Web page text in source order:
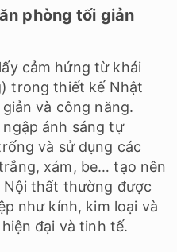
phòng tối giản
cảm hứng từ khái
trong thiết kế Nhật
và công năng.
ánh sáng tự
và sử dụng các
xám, be… tạo nên
Nội thất thường được
như kính, kim loại và
đại và tinh tế.